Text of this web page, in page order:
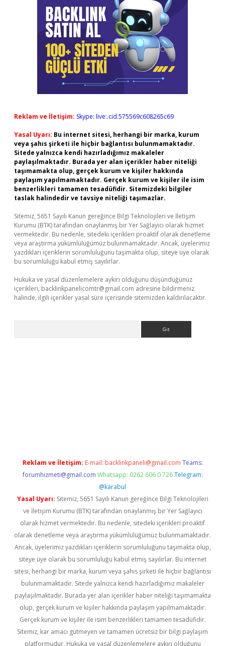
Reklam ve İletişim: Skype: live:.cid.575569c608265c69
Yasal Uyarı: Bu internet sitesi, herhangi bir marka, kurum
veya şahıs şirketi ile hiçbir bağlantısı bulunmamaktadır.
Sitede yalnızca kendi hazırladığımız makaleler
paylaşılmaktadır. Burada yer alan içerikler haber niteliği
taşımamakta olup, gerçek kurum ve kişiler hakkında
paylaşım yapılmamaktadır. Gerçek kurum ve kişiler ile isim
benzerlikleri tamamen tesadüfidir. Sitemizdeki bilgiler
taslak halindedir ve tavsiye niteliği taşımazlar.
Sitemiz, 5651 Sayılı Kanun gereğince Bilgi Teknolojileri ve İletişim
Kurumu (BTK) tarafından onaylanmış bir Yer Sağlayıcı olarak hizmet
vermektedir. Bu nedenle, sitedeki içerikleri proaktif olarak denetleme
veya araştırma yükümlülüğümüz bulunmamaktadır. Ancak, üyelerimiz
yazdıkları içeriklerin sorumluluğunu taşımakta olup, siteye üye olarak
bu sorumluluğu kabul etmiş sayılırlar.
Hukuka ve yasal düzenlemelere aykırı olduğunu düşündüğünüz
içerikleri, backlinkpanelicomtr@gmail.com adresine bildirmeniz
halinde, ilgili içerikler yasal süre içerisinde sitemizden kaldırılacaktır.
Reklam ve İletişim: E-mail: backlinkpaneli@gmail.com Teams:
forumhizmeti@gmail.com Whatsapp: 0262 606 0 726 Telegram:
@karabul
Yasal Uyarı: Sitemiz, 5651 Sayılı Kanun gereğince Bilgi Teknolojileri
ve İletişim Kurumu (BTK) tarafından onaylanmış bir Yer Sağlayıcı
olarak hizmet vermektedir. Bu nedenle, sitedeki içerikleri proaktif
olarak denetleme veya araştırma yükümlülüğümüz bulunmamaktadır.
Ancak, üyelerimiz yazdıkları içeriklerin sorumluluğunu taşımakta olup,
siteye üye olarak bu sorumluluğu kabul etmiş sayılırlar. Bu internet
sitesi, herhangi bir marka, kurum veya şahıs şirketi ile hiçbir bağlantısı
bulunmamaktadır. Sitede yalnızca kendi hazırladığımız makaleler
paylaşılmaktadır. Burada yer alan içerikler haber niteliği taşımamakta
olup, gerçek kurum ve kişiler hakkında paylaşım yapılmamaktadır.
Gerçek kurum ve kişiler ile isim benzerlikleri tamamen tesadüfidir.
Sitemiz, kar amacı gütmeyen ve tamamen ücretsiz bir bilgi paylaşım
platformudur. Hukuka ve yasal düzenlemelere aykırı olduğunu